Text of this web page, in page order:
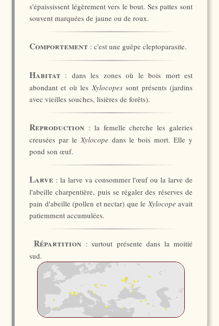
s'épaississent légèrement vers le bout. Ses pattes sont
souvent marquées de jaune ou de roux.
Comportement : c'est une guêpe cleptoparasite.
Habitat : dans les zones où le bois mort est
abondant et où lesXylocopessont présents (jardins
avec vieilles souches, lisières de forêts).
Reproduction : la femelle cherche les galeries
creusées par leXylocope dans le bois mort. Elle y
pond son œuf.
Larve : la larve va consommer l'œuf ou la larve de
l'abeille charpentière, puis se régaler des réserves de
pain d'abeille (pollen et nectar) que leXylocope avait
patiemment accumulées.
Répartition : surtout présente dans la moitié
sud.